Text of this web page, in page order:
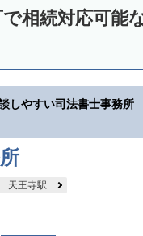
相続対応可能
しやすい司法書士事務所
天王寺駅